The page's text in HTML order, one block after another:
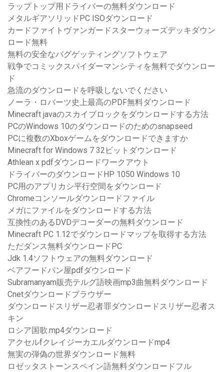
ラップトップ用ドライバーの無料ダウンロード
メタルギアソリッドPC ISOダウンロード
カードファイトヴァンガードスターウォーズデッキダウン
ロード無料
無料の安全なバグゲッティングソフトウェア
戦争でコミックスパイダーマンシティを無料でダウンロー
ド
急流のダウンロードを呼吸しないでください
ノーラ・ロバーツ史上最高のPDF無料ダウンロード
Minecraft javaのスカイブロックをダウンロードする方法
PCのWindows 10のダウンロードのためのsnapseed
PCに複数のXboxゲームをダウンロードできますか
Minecraft for Windows 7 32ビットダウンロード
Athlean x pdfダウンロードワークアウト
ドライバーのダウンロードHP 1050 Windows 10
PC用のアプリカシ平行空間をダウンロード
Chromeコンソールダウンロードファイル
メガにファイルをダウンロードする方法
互換性のあるDVDデコーダーの無料ダウンロード
Minecraft PC 1.12でダウンロードマップを取得する方法
ただダンス無料ダウンロードPC
Jdk 1.4ソフトウェアの無料ダウンロード
ベアフードパン屋pdfダウンロード
Subramanyam販売テルグ語映画mp3曲無料ダウンロード
Cnetダウンロードブラウザー
ダウンロードスリザー忍者罪ダウンロードスリザー忍者ス
キン
ロシア国歌.mp4ダウンロード
アクセルfクレイジーカエルダウンロードmp4
無実の弾偽の世界ダウンロード無料
ロゼッタストーンスペイン語無料ダウンロードフル